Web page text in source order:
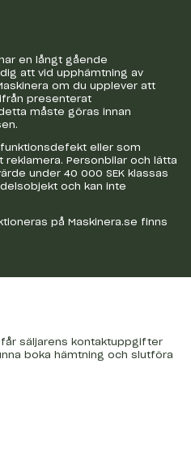
en långt gående
att vid upphämtning av
om du upplever att
presenterat
måste göras innan
eller som
Personbilar och lätta
under 40 000 SEK klassas
och kan inte
på Maskinera.se finns
får säljarens kontaktuppgifter
boka hämtning och slutföra